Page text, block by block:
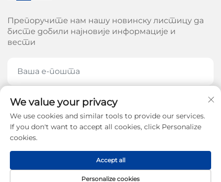
Препоручите нам нашу новинску листицу да
бисте добили најновије информације и
вести
ПРЕПОРУЧИТЕ СЕ САДА
Ауторско право © 2026 од стране Цхинан Ароу
Машинери Цо, Лтд. - Политике приватности
We value your privacy
We use cookies and similar tools to provide our services.
If you don't want to accept all cookies, click Personalize
cookies.
Personalize cookies
Accept all